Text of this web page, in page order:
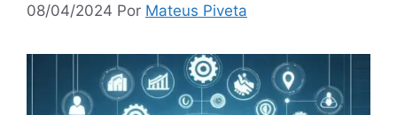
08/04/2024 Por Mateus Piveta